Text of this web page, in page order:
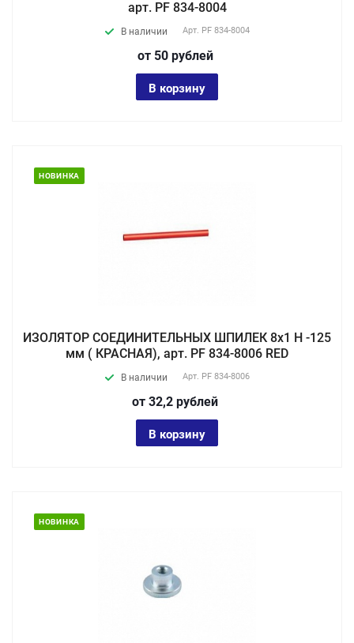
арт. PF 834-8004
В наличии Арт. PF 834-8004
от 50 рублей
В корзину
НОВИНКА
ИЗОЛЯТОР СОЕДИНИТЕЛЬНЫХ ШПИЛЕК 8х1 Н -125
мм ( КРАСНАЯ), арт. PF 834-8006 RED
В наличии Арт. PF 834-8006
от 32,2 рублей
В корзину
НОВИНКА